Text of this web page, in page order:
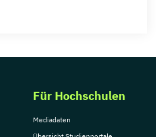
Für Hochschulen
Mediadaten